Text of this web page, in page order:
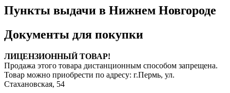
Пункты выдачи в Нижнем Новгороде
Документы для покупки
ЛИЦЕНЗИОННЫЙ ТОВАР!
Продажа этого товара дистанционным способом запрещена.
Товар можно приобрести по адресу: г.Пермь, ул.
Стахановская, 54